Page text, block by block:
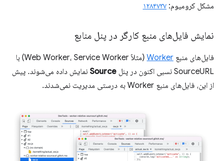
مشکل کرومیوم: ۱۲۸۴۷۳۷
نمایش فایل‌های منبع کارگر در پنل منابع
فایل‌های منبع Worker
(مثلاً Web Worker، Service Worker) با
SourceURL نسبی اکنون در پنل
Source نمایش داده می‌شوند. پیش
از این، فایل‌های منبع Worker به درستی مدیریت نمی‌شدند.